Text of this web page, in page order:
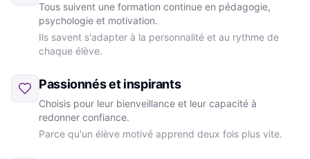
Tous suivent une formation continue en pédagogie,
psychologie et motivation.
Ils savent s'adapter à la personnalité et au rythme de
chaque élève.
Passionnés et inspirants
Choisis pour leur bienveillance et leur capacité à
redonner confiance.
Parce qu'un élève motivé apprend deux fois plus vite.